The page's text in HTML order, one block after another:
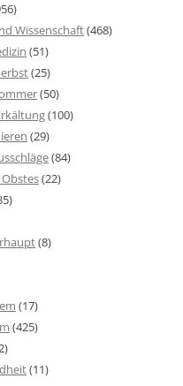
Wissenschaft(468)
(51)
(25)
(50)
(100)
(29)
(84)
(22)
(8)
(17)
(425)
(11)